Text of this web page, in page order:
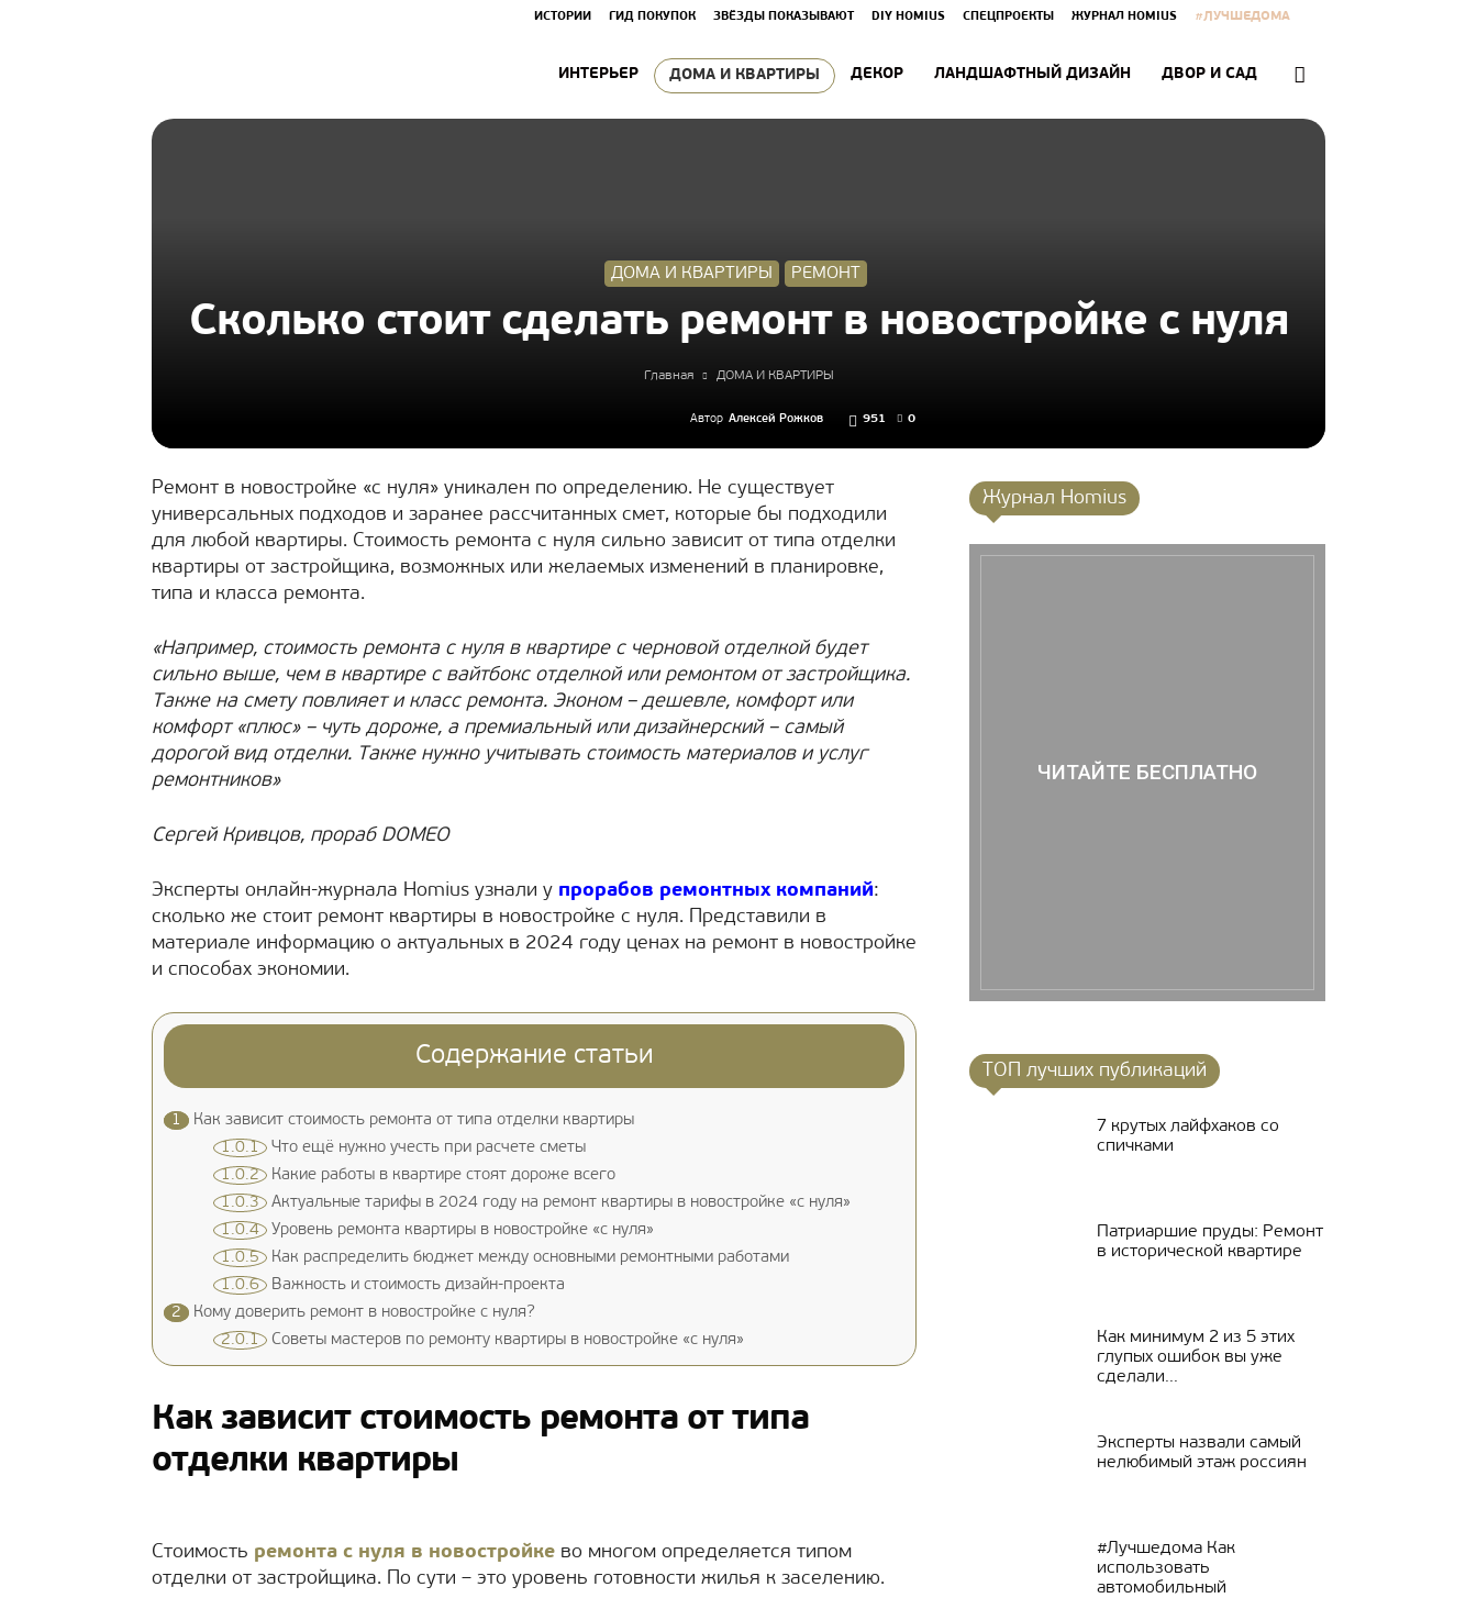
ИСТОРИИ ГИД ПОКУПОК ЗВЁЗДЫ ПОКАЗЫВАЮТ DIY HOMIUS СПЕЦПРОЕКТЫ ЖУРНАЛ HOMIUS #ЛУЧШЕДОМА
ИНТЕРЬЕР ДОМА И КВАРТИРЫ ДЕКОР ЛАНДШАФТНЫЙ ДИЗАЙН ДВОР И САД
ДОМА И КВАРТИРЫ РЕМОНТ
Сколько стоит сделать ремонт в новостройке с нуля
Главная ДОМА И КВАРТИРЫ
Автор Алексей Рожков 951 0
Ремонт в новостройке «с нуля» уникален по определению. Не существует
универсальных подходов и заранее рассчитанных смет, которые бы подходили
для любой квартиры. Стоимость ремонта с нуля сильно зависит от типа отделки
квартиры от застройщика, возможных или желаемых изменений в планировке,
типа и класса ремонта.
«Например, стоимость ремонта с нуля в квартире с черновой отделкой будет
сильно выше, чем в квартире с вайтбокс отделкой или ремонтом от застройщика.
Также на смету повлияет и класс ремонта. Эконом – дешевле, комфорт или
комфорт «плюс» – чуть дороже, а премиальный или дизайнерский – самый
дорогой вид отделки. Также нужно учитывать стоимость материалов и услуг
ремонтников»
Сергей Кривцов, прораб DOMEO
Эксперты онлайн-журнала Homius узнали у прорабов ремонтных компаний:
сколько же стоит ремонт квартиры в новостройке с нуля. Представили в
материале информацию о актуальных в 2024 году ценах на ремонт в новостройке
и способах экономии.
Содержание статьи
1
Как зависит стоимость ремонта от типа отделки квартиры
1.0.1
Что ещё нужно учесть при расчете сметы
1.0.2
Какие работы в квартире стоят дороже всего
1.0.3
Актуальные тарифы в 2024 году на ремонт квартиры в новостройке «с нуля»
1.0.4
Уровень ремонта квартиры в новостройке «с нуля»
1.0.5
Как распределить бюджет между основными ремонтными работами
1.0.6
Важность и стоимость дизайн-проекта
2
Кому доверить ремонт в новостройке с нуля?
2.0.1
Советы мастеров по ремонту квартиры в новостройке «с нуля»
Как зависит стоимость ремонта от типа
отделки квартиры
Стоимость ремонта с нуля в новостройке во многом определяется типом
отделки от застройщика. По сути – это уровень готовности жилья к заселению.
Журнал Homius
ЧИТАЙТЕ БЕСПЛАТНО
ТОП лучших публикаций
7 крутых лайфхаков со
спичками
Патриаршие пруды: Ремонт
в исторической квартире
Как минимум 2 из 5 этих
глупых ошибок вы уже
сделали...
Эксперты назвали самый
нелюбимый этаж россиян
#Лучшедома Как
использовать
автомобильный